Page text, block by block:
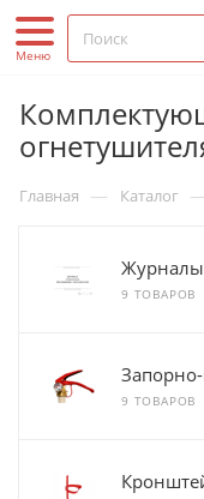
Главная — Каталог
Журналы
9 ТОВАРОВ
Запорно-
9 ТОВАРОВ